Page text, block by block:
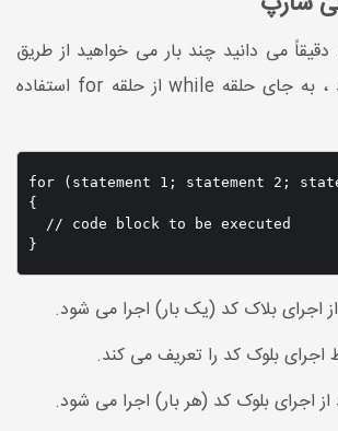
دقیقاً می دانید چند بار می خواهید از طریق
یک کد را اجرا کنید ، به جای حلقه while از حلقه for استفاده
for (statement 1; statement 2;
{
  // code block to be executed
}